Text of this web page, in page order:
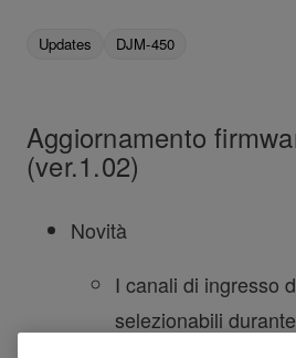
Updates DJM-450
Aggiornamento
(ver.1.02)
Novità
I canali di ingresso
selezionabili